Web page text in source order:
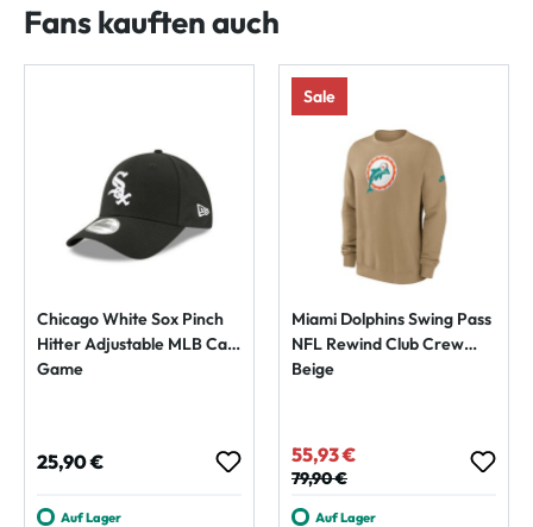
Fans kauften auch
Chicago White Sox Pinch
Hitter Adjustable MLB Cap
Game
Regulärer Preis:
25,90 €
Auf Lager
Sale
Miami Dolphins Swing Pass
NFL Rewind Club Crew
Beige
Verkaufspreis:
55,93 €
Regulärer Preis:
79,90 €
Auf Lager